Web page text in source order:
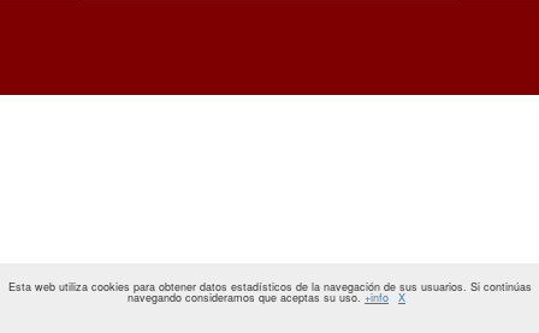
Esta web utiliza cookies para obtener datos estadísticos de la navegación de sus usuarios. Si continúas
navegando consideramos que aceptas su uso. +info X